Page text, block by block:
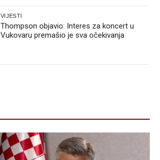
VIJESTI
Thompson objavio: Interes za koncert u
Vukovaru premašio je sva očekivanja